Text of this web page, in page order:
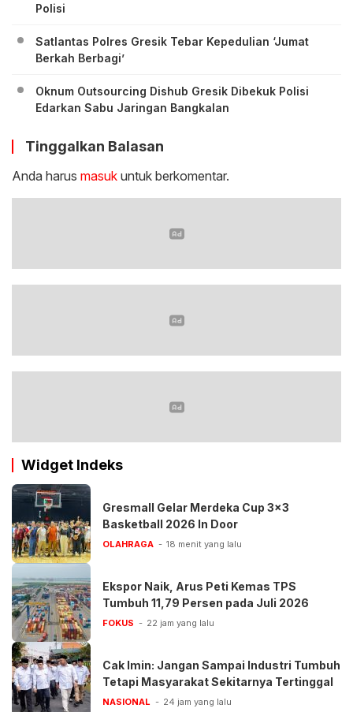
Polisi
Satlantas Polres Gresik Tebar Kepedulian ‘Jumat
Berkah Berbagi’
Oknum Outsourcing Dishub Gresik Dibekuk Polisi
Edarkan Sabu Jaringan Bangkalan
Tinggalkan Balasan
Anda harus masuk untuk berkomentar.
Widget Indeks
Gresmall Gelar Merdeka Cup 3×3
Basketball 2026 In Door
OLAHRAGA 18 menit yang lalu
Ekspor Naik, Arus Peti Kemas TPS
Tumbuh 11,79 Persen pada Juli 2026
FOKUS 22 jam yang lalu
Cak Imin: Jangan Sampai Industri Tumbuh
Tetapi Masyarakat Sekitarnya Tertinggal
NASIONAL 24 jam yang lalu